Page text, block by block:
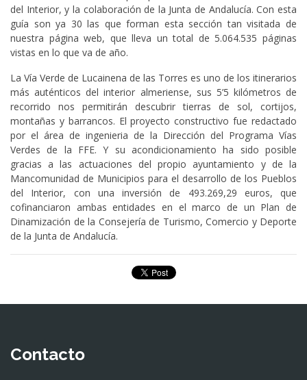
del Interior, y la colaboración de la Junta de Andalucía. Con esta
guía son ya 30 las que forman esta sección tan visitada de
nuestra página web, que lleva un total de 5.064.535 páginas
vistas en lo que va de año.
La Vía Verde de Lucainena de las Torres es uno de los itinerarios
más auténticos del interior almeriense, sus 5’5 kilómetros de
recorrido nos permitirán descubrir tierras de sol, cortijos,
montañas y barrancos. El proyecto constructivo fue redactado
por el área de ingenieria de la Dirección del Programa Vías
Verdes de la FFE. Y su acondicionamiento ha sido posible
gracias a las actuaciones del propio ayuntamiento y de la
Mancomunidad de Municipios para el desarrollo de los Pueblos
del Interior, con una inversión de 493.269,29 euros, que
cofinanciaron ambas entidades en el marco de un Plan de
Dinamización de la Consejería de Turismo, Comercio y Deporte
de la Junta de Andalucía.
Contacto